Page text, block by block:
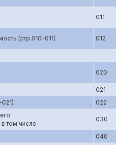
011
(стр.010-011) 012
020
021
022
том числе.
030
040